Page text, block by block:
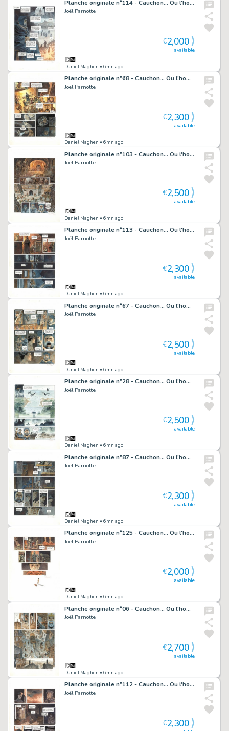
Planche originale n°114 - Cauchon... Ou l'homme qui tua Jeanne d'Arc
Joël Parnotte
Daniel Maghen • 6mn ago
available
€2,000
Planche originale n°68 - Cauchon... Ou l'homme qui tua Jeanne d'Arc
Joël Parnotte
Daniel Maghen • 6mn ago
available
€2,300
Planche originale n°103 - Cauchon... Ou l'homme qui tua Jeanne d'Arc
Joël Parnotte
Daniel Maghen • 6mn ago
available
€2,500
Planche originale n°113 - Cauchon... Ou l'homme qui tua Jeanne d'Arc
Joël Parnotte
Daniel Maghen • 6mn ago
available
€2,300
Planche originale n°67 - Cauchon... Ou l'homme qui tua Jeanne d'Arc
Joël Parnotte
Daniel Maghen • 6mn ago
available
€2,500
Planche originale n°28 - Cauchon... Ou l'homme qui tua Jeanne d'Arc
Joël Parnotte
Daniel Maghen • 6mn ago
available
€2,500
Planche originale n°87 - Cauchon... Ou l'homme qui tua Jeanne d'Arc
Joël Parnotte
Daniel Maghen • 6mn ago
available
€2,300
Planche originale n°125 - Cauchon... Ou l'homme qui tua Jeanne d'Arc
Joël Parnotte
Daniel Maghen • 6mn ago
available
€2,000
Planche originale n°06 - Cauchon... Ou l'homme qui tua Jeanne d'Arc
Joël Parnotte
Daniel Maghen • 6mn ago
available
€2,700
Planche originale n°112 - Cauchon... Ou l'homme qui tua Jeanne d'Arc
Joël Parnotte
€2,300